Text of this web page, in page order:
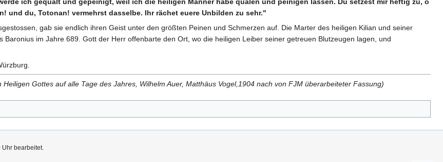
ich gequält und gepeinigt, weil ich die heiligen Männer habe quälen und peinigen lassen. Du setzest mir heftig zu, o
und du, Totonan! vermehrst dasselbe. Ihr rächet euere Unbilden zu sehr."
gab sie endlich ihren Geist unter den größten Peinen und Schmerzen auf. Die Marter des heiligen Kilian und seiner
Baronius im Jahre 689. Gott der Herr offenbarte den Ort, wo die heiligen Leiber seiner getreuen Blutzeugen lagen, und
Gottes auf alle Tage des Jahres, Wilhelm Auer, Matthäus Vogel,1904 nach von FJM überarbeiteter Fassung)
Uhr bearbeitet.